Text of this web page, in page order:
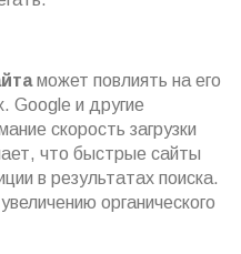
может повлиять на его
Google и другие
скорость загрузки
что быстрые сайты
в результатах поиска.
органического